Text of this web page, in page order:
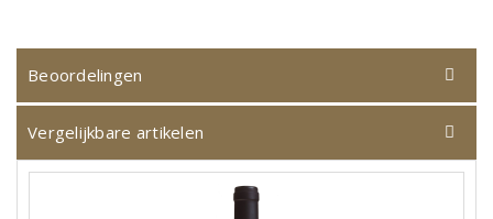
Beoordelingen
Vergelijkbare artikelen